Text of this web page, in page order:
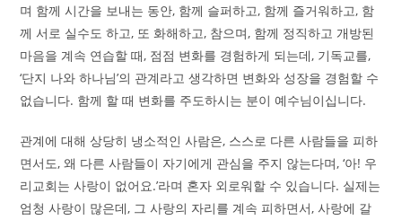
며 함께 시간을 보내는 동안, 함께 슬퍼하고, 함께 즐거워하고, 함
께 서로 실수도 하고, 또 화해하고, 참으며, 함께 정직하고 개방된
마음을 계속 연습할 때, 점점 변화를 경험하게 되는데, 기독교를,
‘단지 나와 하나님’의 관계라고 생각하면 변화와 성장을 경험할 수
없습니다. 함께 할 때 변화를 주도하시는 분이 예수님이십니다.
관계에 대해 상당히 냉소적인 사람은, 스스로 다른 사람들을 피하
면서도, 왜 다른 사람들이 자기에게 관심을 주지 않는다며, ‘아! 우
리교회는 사랑이 없어요.’라며 혼자 외로워할 수 있습니다. 실제는
엄청 사랑이 많은데, 그 사랑의 자리를 계속 피하면서, 사랑에 갈